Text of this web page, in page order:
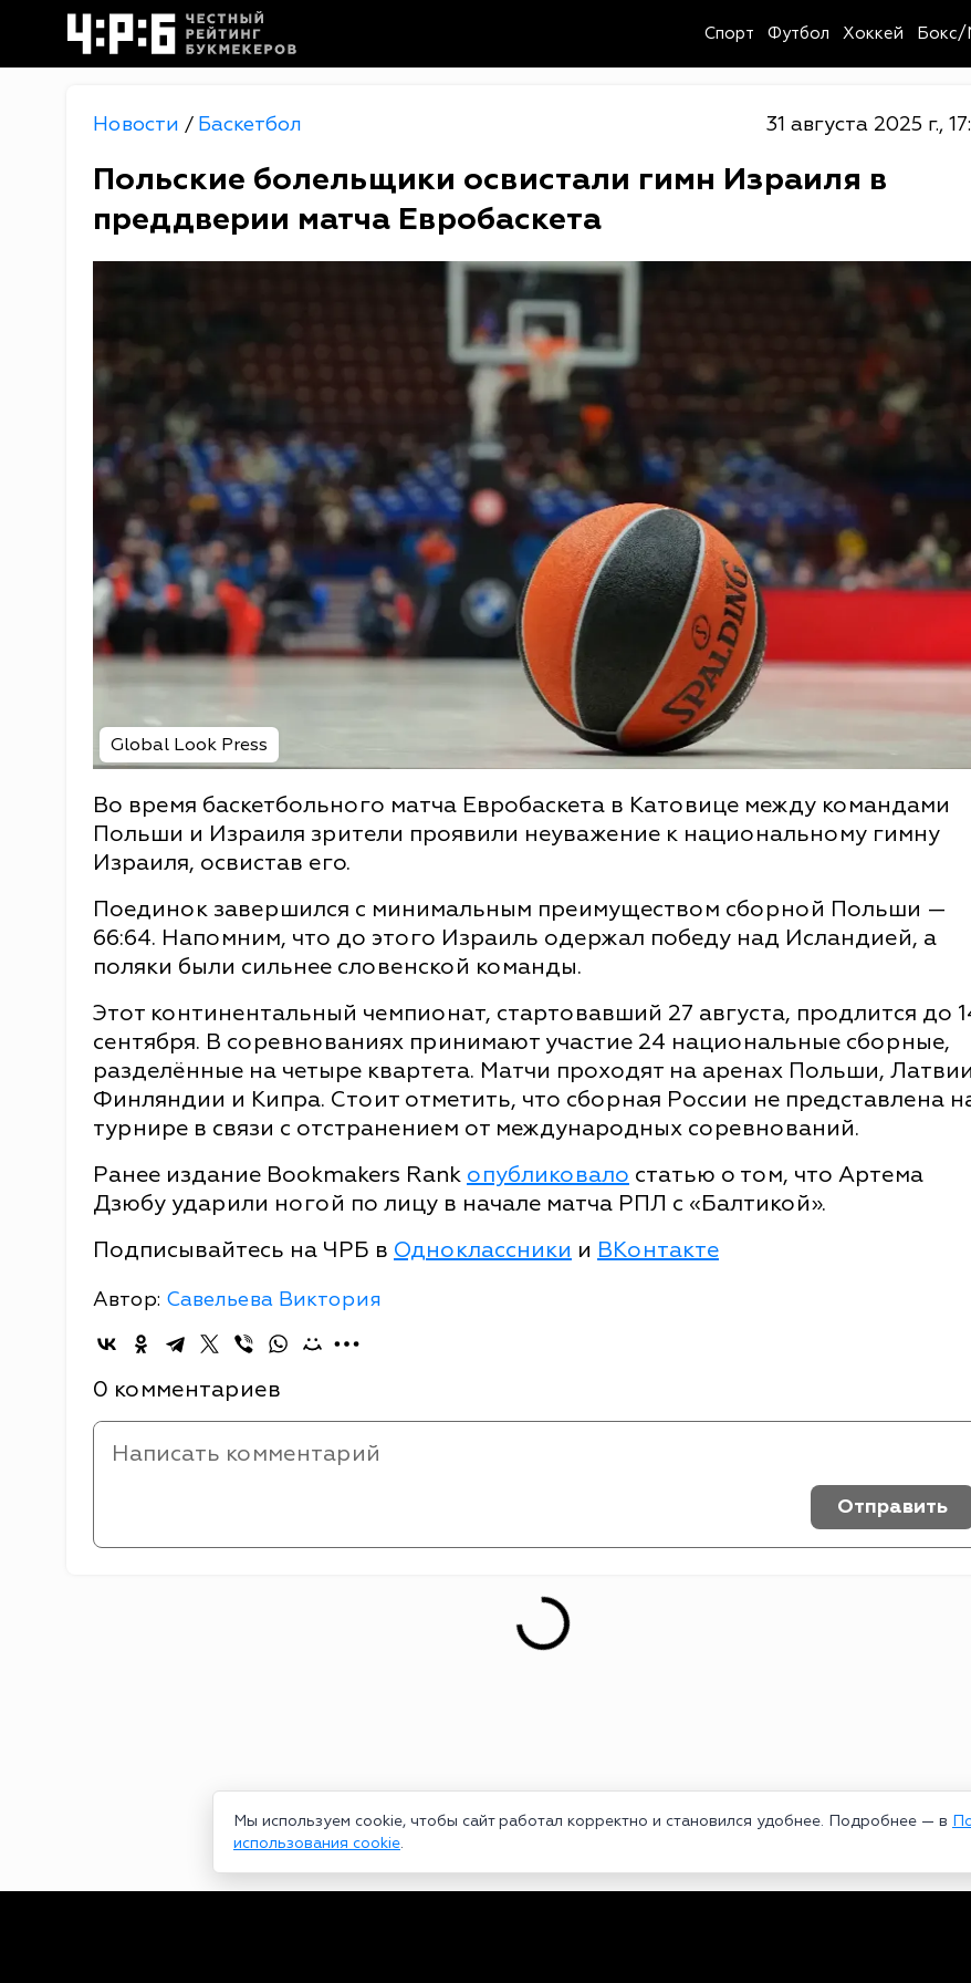
Мы используем cookie, чтобы сайт работал корректно и становился удобнее. Подробнее — в
использования cookie.
Спорт Футбол Хоккей Бокс/
Новости / Баскетбол 31 августа 2025 г.,
Польские болельщики освистали гимн Израиля в
преддверии матча Евробаскета
Global Look Press
Во время баскетбольного матча Евробаскета в Катовице между командами
Польши и Израиля зрители проявили неуважение к национальному гимну
Израиля, освистав его.
Поединок завершился с минимальным преимуществом сборной Польши —
66:64. Напомним, что до этого Израиль одержал победу над Исландией, а
поляки были сильнее словенской команды.
Этот континентальный чемпионат, стартовавший 27 августа, продлится до
сентября. В соревнованиях принимают участие 24 национальные сборные,
разделённые на четыре квартета. Матчи проходят на аренах Польши,
Финляндии и Кипра. Стоит отметить, что сборная России не представлена
турнире в связи с отстранением от международных соревнований.
Ранее издание Bookmakers Rank опубликовало статью о том, что Артема
Дзюбу ударили ногой по лицу в начале матча РПЛ с «Балтикой».
Подписывайтесь на ЧРБ в Одноклассники и ВКонтакте
Автор: Савельева Виктория
0 комментариев
Отправить